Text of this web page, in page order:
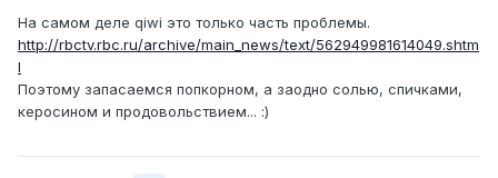
На самом деле qiwi это только часть проблемы.
http://rbctv.rbc.ru/archive/main_news/text/562949981614049.shtm
l
Поэтому запасаемся попкорном, а заодно солью, спичками,
керосином и продовольствием... :)